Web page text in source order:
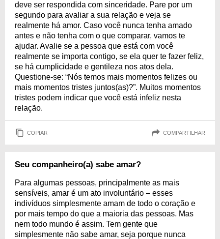
deve ser respondida com sinceridade. Pare por um
segundo para avaliar a sua relação e veja se
realmente há amor. Caso você nunca tenha amado
antes e não tenha com o que comparar, vamos te
ajudar. Avalie se a pessoa que está com você
realmente se importa contigo, se ela quer te fazer feliz,
se há cumplicidade e gentileza nos atos dela.
Questione-se: “Nós temos mais momentos felizes ou
mais momentos tristes juntos(as)?”. Muitos momentos
tristes podem indicar que você está infeliz nesta
relação.
COPIAR COMPARTILHAR
Seu companheiro(a) sabe amar?
Para algumas pessoas, principalmente as mais
sensíveis, amar é um ato involuntário – esses
indivíduos simplesmente amam de todo o coração e
por mais tempo do que a maioria das pessoas. Mas
nem todo mundo é assim. Tem gente que
simplesmente não sabe amar, seja porque nunca